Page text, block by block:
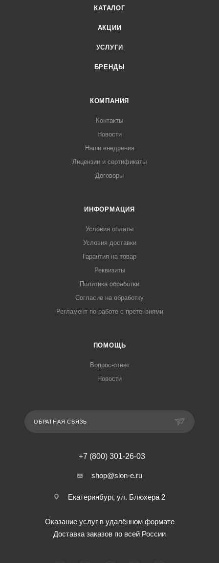
КАТАЛОГ
АКЦИИ
УСЛУГИ
БРЕНДЫ
КОМПАНИЯ
Контакты
Новости
Наши внедрения
Лицензии и сертификаты
Договоры
ИНФОРМАЦИЯ
Условия оплаты
Условия доставки
Гарантия на товар
Реквизиты
Политика обработки
Согласие на обработку
Регламент по работе с претензиями
ПОМОЩЬ
Вопрос-ответ
Новости
ОБРАТНАЯ СВЯЗЬ
+7 (800) 301-26-03
shop@slon-e.ru
Екатеринбург, ул. Блюхера 2
Оказание услуг в удалённом формате
Доставка заказов по всей России